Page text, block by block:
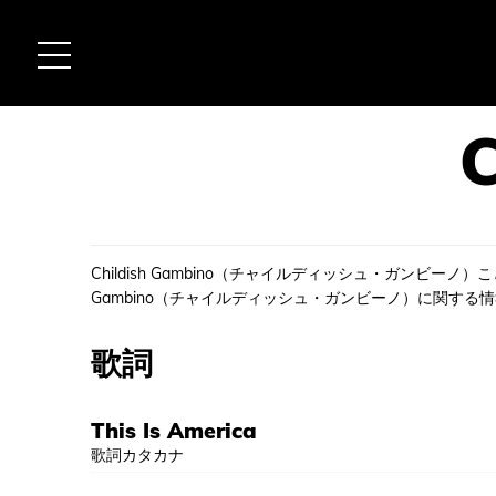
Childish Gambino（チャイルディッシュ・ガンビーノ）
Gambino（チャイルディッシュ・ガンビーノ）に関する
歌詞
This Is America
歌詞カタカナ